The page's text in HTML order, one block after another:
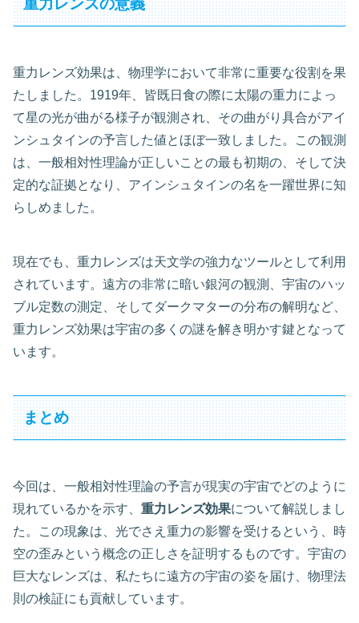
重力レンズの意義
重力レンズ効果は、物理学において非常に重要な役割を果
たしました。1919年、皆既日食の際に太陽の重力によっ
て星の光が曲がる様子が観測され、その曲がり具合がアイ
ンシュタインの予言した値とほぼ一致しました。この観測
は、一般相対性理論が正しいことの最も初期の、そして決
定的な証拠となり、アインシュタインの名を一躍世界に知
らしめました。
現在でも、重力レンズは天文学の強力なツールとして利用
されています。遠方の非常に暗い銀河の観測、宇宙のハッ
ブル定数の測定、そしてダークマターの分布の解明など、
重力レンズ効果は宇宙の多くの謎を解き明かす鍵となって
います。
まとめ
今回は、一般相対性理論の予言が現実の宇宙でどのように
現れているかを示す、 重力レンズ効果について解説しまし
た。この現象は、光でさえ重力の影響を受けるという、時
空の歪みという概念の正しさを証明するものです。宇宙の
巨大なレンズは、私たちに遠方の宇宙の姿を届け、物理法
則の検証にも貢献しています。